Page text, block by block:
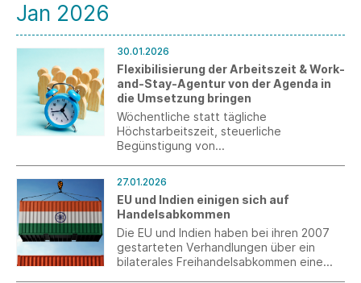
Jan 2026
30.01.2026
Flexibilisierung der Arbeitszeit & Work-
and-Stay-Agentur von der Agenda in
die Umsetzung bringen
Wöchentliche statt tägliche
Höchstarbeitszeit, steuerliche
Begünstigung von
Gewinnung von Fachkräften aus dem
Ausland – Südwesttextil begrüßt die in
der nationalen Tourismusstrategie
enthaltenen Maßnahmen.
27.01.2026
EU und Indien einigen sich auf
Handelsabkommen
Die EU und Indien haben bei ihren 2007
gestarteten Verhandlungen über ein
bilaterales Freihandelsabkommen eine